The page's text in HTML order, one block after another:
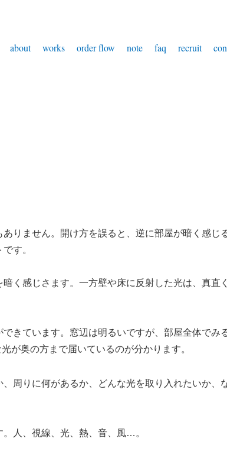
about works order flow note faq recruit
りません。
開け方を誤ると、逆に部屋が暗く感じ
す。
く感じさます。 一方壁や床に反射した光は、真直
きています。 窓辺は明るいですが、部屋全体でみ
が奥の方まで届いているのが分かります。
周りに何があるか、どんな光を取り入れたいか、
人、視線、光、熱、音、風…。